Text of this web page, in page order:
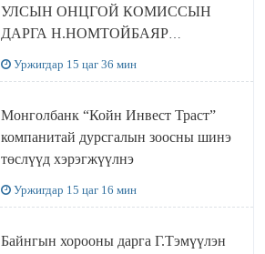
УЛСЫН ОНЦГОЙ КОМИССЫН
ДАРГА Н.НОМТОЙБАЯР
Уржигдар 15 цаг 36 мин
Монголбанк “Койн Инвест Траст”
компанитай дурсгалын зоосны шинэ
төслүүд хэрэгжүүлнэ
Уржигдар 15 цаг 16 мин
Байнгын хорооны дарга Г.Тэмүүлэн